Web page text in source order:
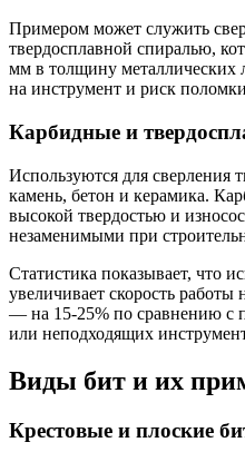
Примером может служить
твердосплавной спиралью,
мм в толщину металлических
на инструмент и риск
Карбидные и
Используются для сверления
камень, бетон и керамика.
высокой твердостью и
незаменимыми при
Статистика показывает, что
увеличивает скорость работы
— на 15-25% по сравнению с
или неподходящих
Виды бит и их
Крестовые и плоские